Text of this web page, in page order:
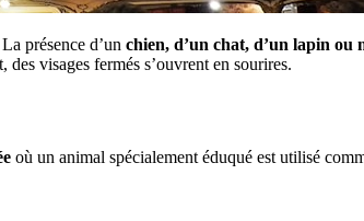
présence d’un chien, d’un chat, d’un lapin ou
visages fermés s’ouvrent en sourires.
où un animal spécialement éduqué est utilisé